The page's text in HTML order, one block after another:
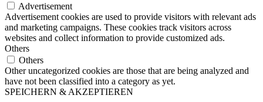
Advertisement
Advertisement cookies are used to provide visitors with relevant ads
and marketing campaigns. These cookies track visitors across
websites and collect information to provide customized ads.
Others
Others
Other uncategorized cookies are those that are being analyzed and
have not been classified into a category as yet.
SPEICHERN & AKZEPTIEREN